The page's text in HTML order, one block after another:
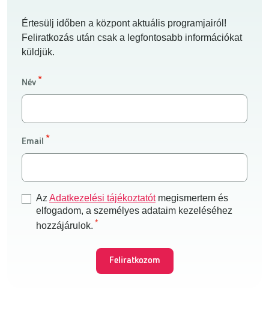
Értesülj időben a központ aktuális programjairól!
Feliratkozás után csak a legfontosabb információkat
küldjük.
Név
Email
Az Adatkezelési tájékoztatótmegismertem és
elfogadom, a személyes adataim kezeléséhez
hozzájárulok.